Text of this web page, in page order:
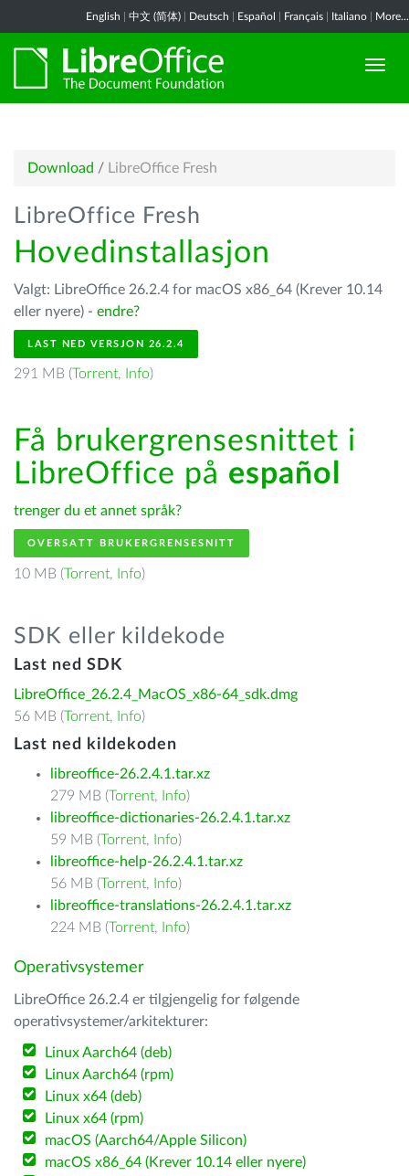
English 中文 (简体) Deutsch Español Français Italiano More...
Download / LibreOffice Fresh
LibreOffice Fresh
Hovedinstallasjon
Valgt: LibreOffice 26.2.4 for macOS x86_64 (Krever 10.14
eller nyere) - endre?
LAST NED VERSJON 26.2.4
291 MB (Torrent, Info)
Få brukergrensesnittet i
LibreOffice på español
trenger du et annet språk?
OVERSATT BRUKERGRENSESNITT
10 MB (Torrent, Info)
SDK eller kildekode
Last ned SDK
LibreOffice_26.2.4_MacOS_x86-64_sdk.dmg
56 MB (Torrent, Info)
Last ned kildekoden
libreoffice-26.2.4.1.tar.xz
279 MB (Torrent, Info)
libreoffice-dictionaries-26.2.4.1.tar.xz
59 MB (Torrent, Info)
libreoffice-help-26.2.4.1.tar.xz
56 MB (Torrent, Info)
libreoffice-translations-26.2.4.1.tar.xz
224 MB (Torrent, Info)
Operativsystemer
LibreOffice 26.2.4 er tilgjengelig for følgende
operativsystemer/arkitekturer:
Linux Aarch64 (deb)
Linux Aarch64 (rpm)
Linux x64 (deb)
Linux x64 (rpm)
macOS (Aarch64/Apple Silicon)
macOS x86_64 (Krever 10.14 eller nyere)